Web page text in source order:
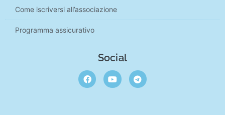
Come iscriversi all’associazione
Programma assicurativo
Social